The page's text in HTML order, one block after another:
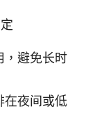
，避免长时
在夜间或低